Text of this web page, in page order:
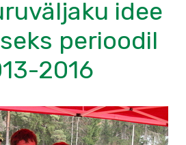
idee
perioodil
2016